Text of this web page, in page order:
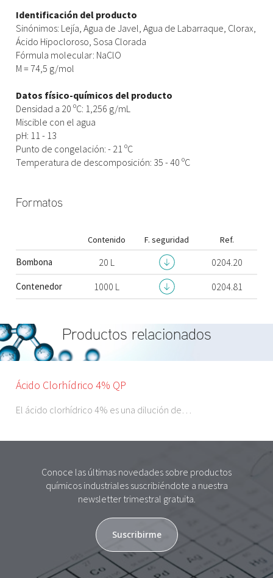
Identificación del producto
Sinónimos: Lejía, Agua de Javel, Agua de Labarraque, Clorax,
Ácido Hipocloroso, Sosa Clorada
Fórmula molecular: NaClO
M = 74,5 g/mol
Datos físico-químicos del producto
Densidad a 20 ºC: 1,256 g/mL
Miscible con el agua
pH: 11 - 13
Punto de congelación: - 21 ºC
Temperatura de descomposición: 35 - 40 ºC
Formatos
Contenido F. seguridad Ref.
Bombona 20 L 0204.20
Contenedor 1000 L 0204.81
Productos relacionados
Ácido Clorhídrico 4% QP
El ácido clorhídrico 4% es una dilución de…
Conoce las últimas novedades sobre productos
químicos industriales suscribiéndote a nuestra
newsletter trimestral gratuita.
Suscribirme